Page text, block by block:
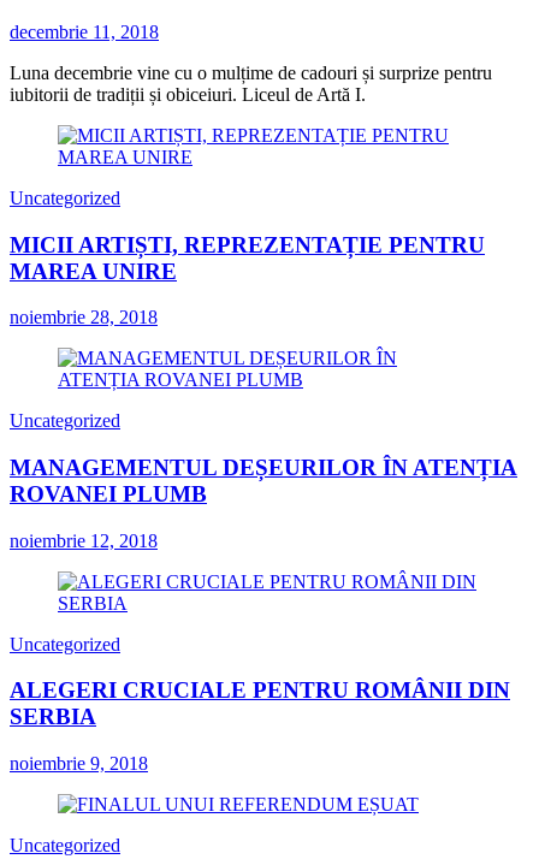
decembrie 11, 2018
Luna decembrie vine cu o mulțime de cadouri și surprize pentru
iubitorii de tradiții și obiceiuri. Liceul de Artă I.
Uncategorized
MICII ARTIȘTI, REPREZENTAȚIE PENTRU
MAREA UNIRE
noiembrie 28, 2018
Uncategorized
MANAGEMENTUL DEȘEURILOR ÎN ATENȚIA
ROVANEI PLUMB
noiembrie 12, 2018
Uncategorized
ALEGERI CRUCIALE PENTRU ROMÂNII DIN
SERBIA
noiembrie 9, 2018
Uncategorized